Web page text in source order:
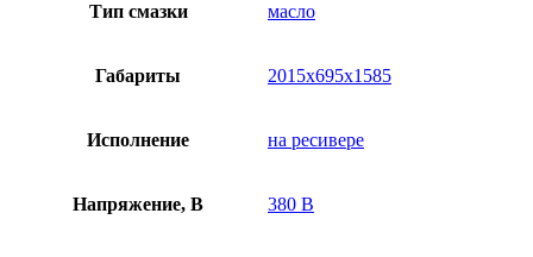
Тип смазки масло
Габариты 2015x695x1585
Исполнение на ресивере
Напряжение, В 380 В